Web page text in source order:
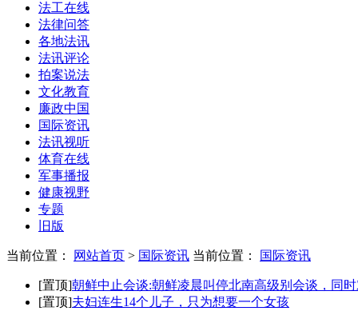
法工在线
法律问答
各地法讯
法讯评论
拍案说法
文化教育
廉政中国
国际资讯
法讯视听
体育在线
军事播报
健康视野
专题
旧版
当前位置： 网站首页 > 国际资讯 当前位置： 国际资讯
[置顶]朝鲜中止会谈:朝鲜凌晨叫停北南高级别会谈，同时
[置顶]夫妇连生14个儿子，只为想要一个女孩